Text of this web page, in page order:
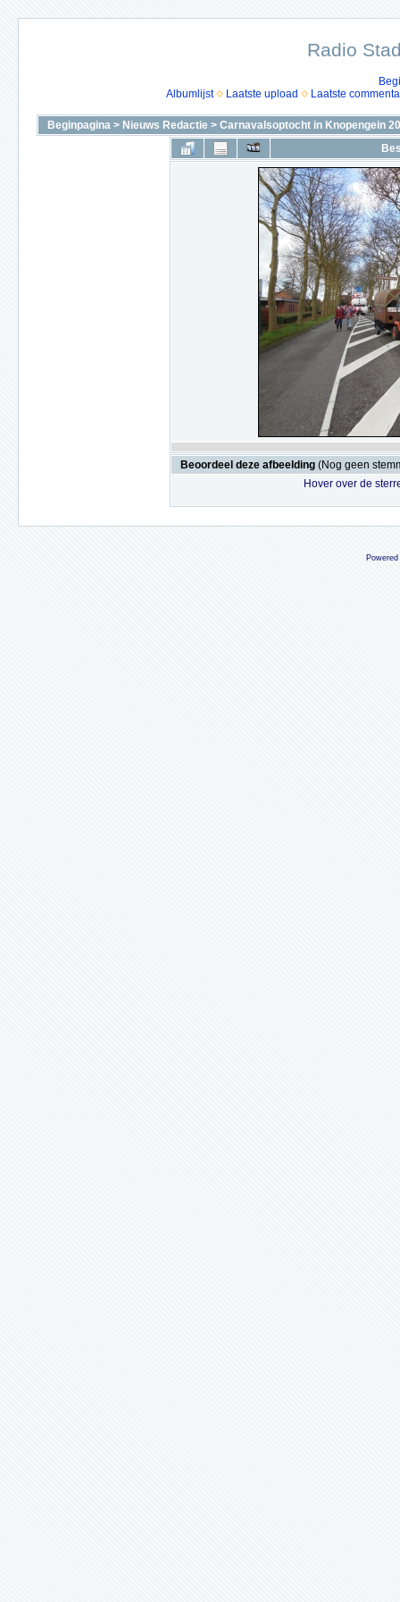
Radio
Albumlijst
Laatste upload Laatste
Beginpagina > Nieuws Redactie > Carnavalsoptocht in Knopengein
Beoordeel deze afbeelding (Nog geen
Hover over de